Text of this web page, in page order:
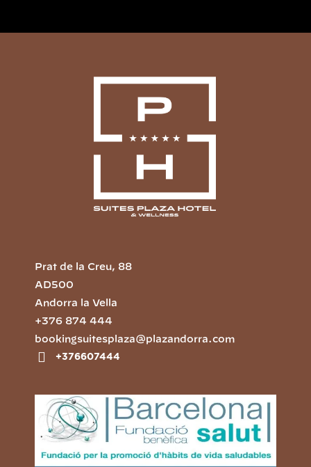
Prat de la Creu, 88
AD500
Andorra la Vella
+376 874 444
bookingsuitesplaza@plazandorra.com
+376607444